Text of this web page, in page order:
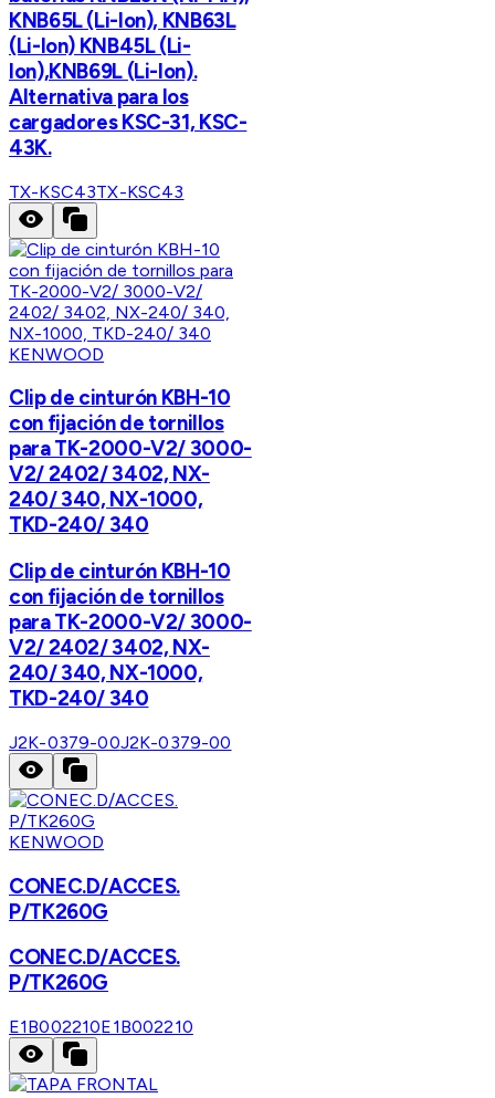
KNB65L (Li-Ion), KNB63L
(Li-Ion) KNB45L (Li-
Ion),KNB69L (Li-Ion).
Alternativa para los
cargadores KSC-31, KSC-
43K.
TX-KSC43TX-KSC43
KENWOOD
Clip de cinturón KBH-10
con fijación de tornillos
para TK-2000-V2/ 3000-
V2/ 2402/ 3402, NX-
240/ 340, NX-1000,
TKD-240/ 340
Clip de cinturón KBH-10
con fijación de tornillos
para TK-2000-V2/ 3000-
V2/ 2402/ 3402, NX-
240/ 340, NX-1000,
TKD-240/ 340
J2K-0379-00J2K-0379-00
KENWOOD
CONEC.D/ACCES.
P/TK260G
CONEC.D/ACCES.
P/TK260G
E1B002210E1B002210